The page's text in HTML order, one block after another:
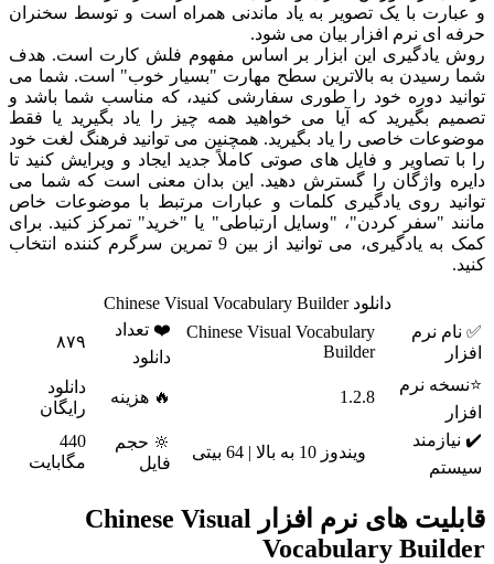
و عبارت با یک تصویر به یاد ماندنی همراه است و توسط سخنران
حرفه ای نرم افزار بیان می شود.
روش یادگیری این ابزار بر اساس مفهوم فلش کارت است. هدف
شما رسیدن به بالاترین سطح مهارت "بسیار خوب" است. شما می
توانید دوره خود را طوری سفارشی کنید، که مناسب شما باشد و
تصمیم بگیرید که آیا می خواهید همه چیز را یاد بگیرید یا فقط
موضوعات خاصی را یاد بگیرید. همچنین می توانید فرهنگ لغت خود
را با تصاویر و فایل های صوتی کاملاً جدید ایجاد و ویرایش کنید تا
دایره واژگان را گسترش دهید. این بدان معنی است که شما می
توانید روی یادگیری کلمات و عبارات مرتبط با موضوعات خاص
مانند "سفر کردن"، "وسایل ارتباطی" یا "خرید" تمرکز کنید. برای
کمک به یادگیری، می توانید از بین 9 تمرین سرگرم کننده انتخاب
کنید.
دانلود Chinese Visual Vocabulary Builder
✅ نام نرم
افزار
Chinese Visual Vocabulary
Builder
❤️ تعداد
دانلود
۸۷۹
⭐نسخه نرم
افزار
1.2.8 🔥 هزینه
دانلود
رایگان
✔️ نیازمند
سیستم
ویندوز 10 به بالا | 64 بیتی
🔆 حجم
فایل
440
مگابایت
قابلیت های نرم افزار Chinese Visual
Vocabulary Builder